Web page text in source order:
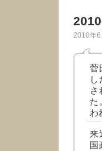
2010年6
菅
し
さ
た
わ
来
国